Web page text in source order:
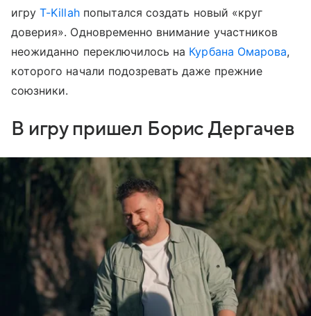
игруT-Killahпопытался создать новый «круг
доверия». Одновременно внимание участников
неожиданно переключилось на Курбана Омарова,
которого начали подозревать даже прежние
союзники.
В игру пришел Борис Дергачев